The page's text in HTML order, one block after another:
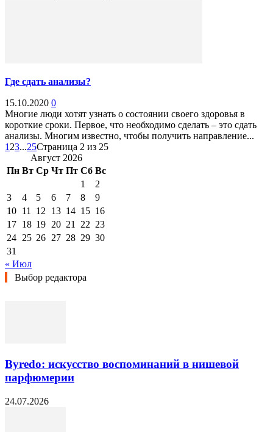
Где сдать анализы?
15.10.2020 0
Многие люди хотят узнать о состоянии своего здоровья в
короткие сроки. Первое, что необходимо сделать – это сдать
анализы. Многим известно, чтобы получить направление...
1 23...25Страница 2 из 25
Август 2026
Пн Вт Ср Чт Пт Сб Вс
1
2
3
4 5 6 7 8
9
10 11 12 13 14 15 16
17 18 19 20 21 22 23
24 25 26 27 28 29 30
31
« Июл
Выбор редактора
Byredo: искусство воспоминаний в нишевой
парфюмерии
24.07.2026